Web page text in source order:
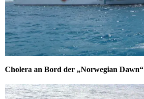
Cholera an Bord der „Norwegian Dawn“